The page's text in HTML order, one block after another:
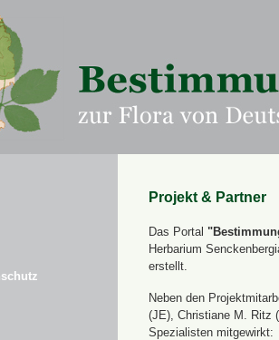
Projekt & Partner
Das Portal
Herbarium
erstellt.
Neben den
(JE), Christiane M. Ritz
Spezialisten mitgewirkt: